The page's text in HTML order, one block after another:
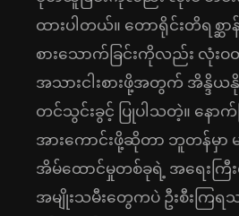
ထားပါတယ်။ တောရိုင်းတိရစ္ဆာ
စားသောက်ခြင်းကိုလည်း လုံးဝတ
အသားငါးစားဖို့အတွက် အိန္ဒိ
တင်သွင်းခွင့် ပြုပါသတဲ့။ နောက်ပ
အားကောင်းဖို့ဆိုတာ ဘူတန်မှာ မ
အိမ်ထောင်မှုတစ်ခုရဲ့ အရေးက
အမျိုးသမီးတွေကပဲ ဦးစီးကြ